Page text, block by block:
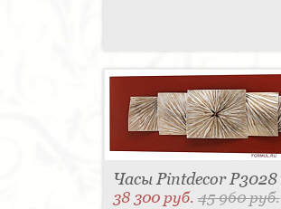
Часы Pintdecor P3028
38 300 руб.45 960 руб.